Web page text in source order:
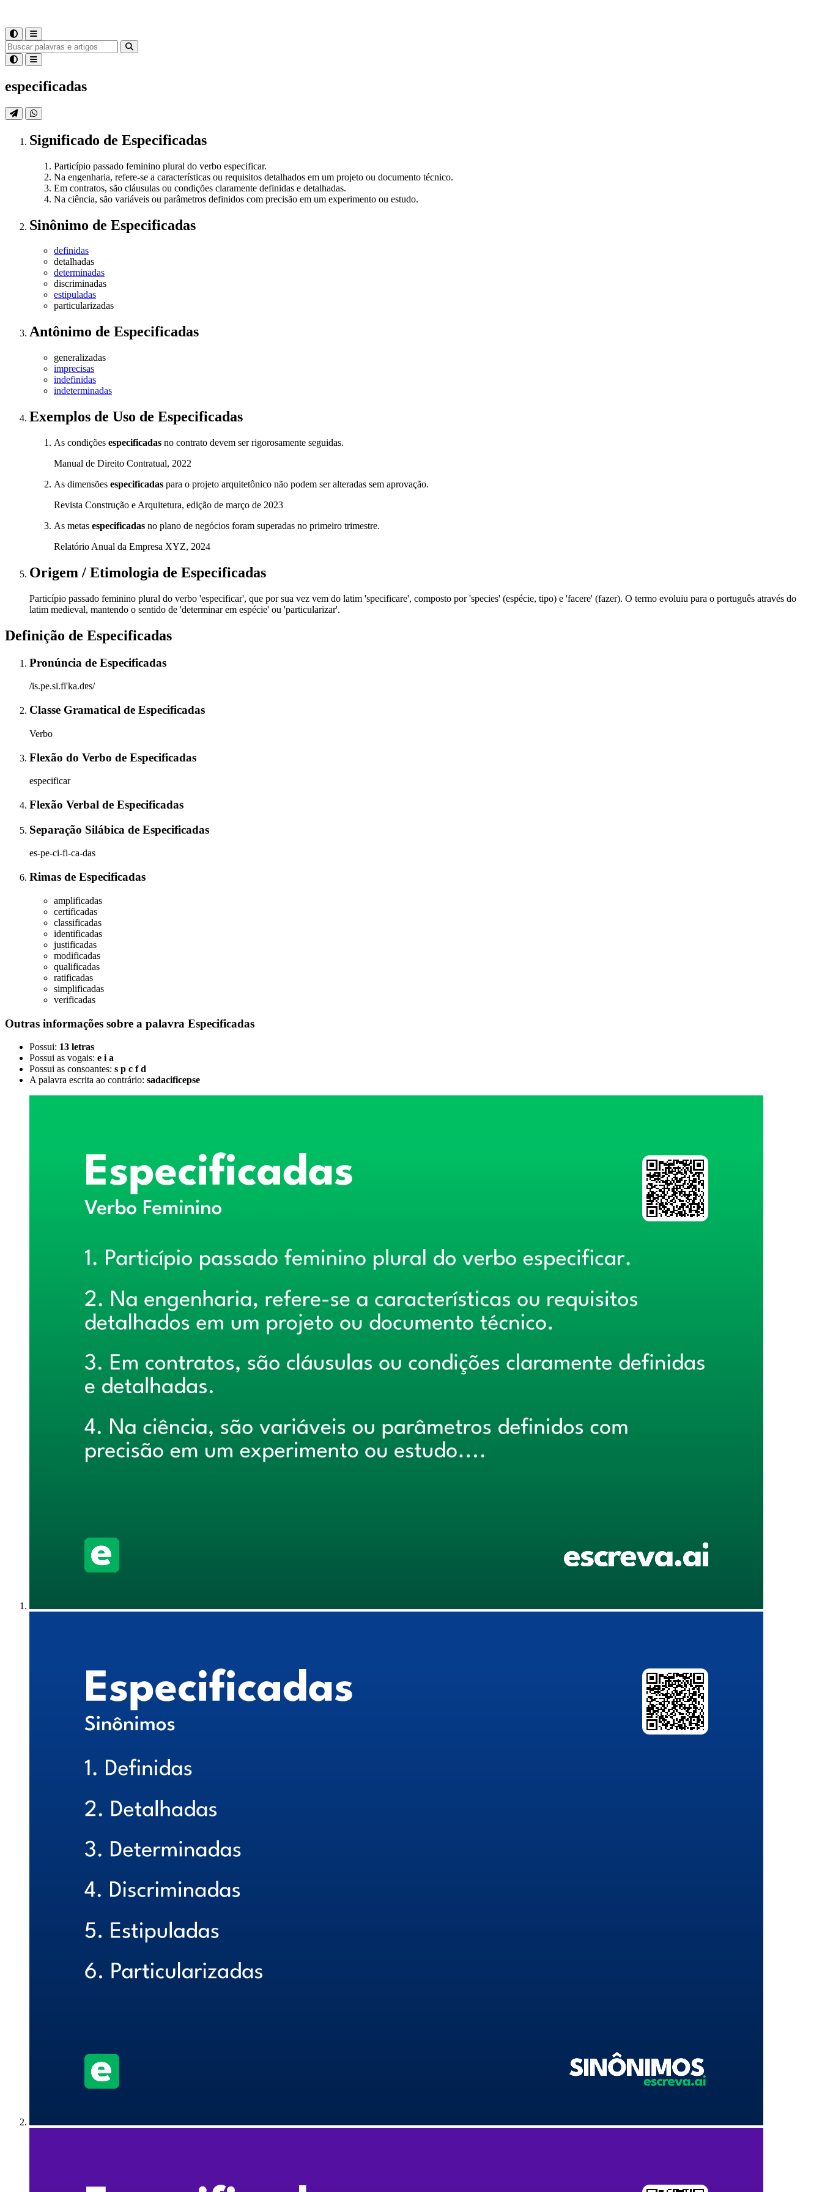
especificadas
Significado de Especificadas
Particípio passado feminino plural do verbo especificar.
Na engenharia, refere-se a características ou requisitos detalhados em um projeto ou documento técnico.
Em contratos, são cláusulas ou condições claramente definidas e detalhadas.
Na ciência, são variáveis ou parâmetros definidos com precisão em um experimento ou estudo.
Sinônimo de Especificadas
definidas
detalhadas
determinadas
discriminadas
estipuladas
particularizadas
Antônimo de Especificadas
generalizadas
imprecisas
indefinidas
indeterminadas
Exemplos de Uso de Especificadas
As condições especificadas no contrato devem ser rigorosamente seguidas.
Manual de Direito Contratual, 2022
As dimensões especificadas para o projeto arquitetônico não podem ser alteradas sem aprovação.
Revista Construção e Arquitetura, edição de março de 2023
As metas especificadas no plano de negócios foram superadas no primeiro trimestre.
Relatório Anual da Empresa XYZ, 2024
Origem / Etimologia de Especificadas
Particípio passado feminino plural do verbo 'especificar', que por sua vez vem do latim 'specificare', composto por 'species' (espécie, tipo) e 'facere' (fazer). O termo evoluiu para o português através do
latim medieval, mantendo o sentido de 'determinar em espécie' ou 'particularizar'.
Definição de Especificadas
Pronúncia de Especificadas
/is.pe.si.fi'ka.dɐs/
Classe Gramatical de Especificadas
Verbo
Flexão do Verbo de Especificadas
especificar
Flexão Verbal de Especificadas
Separação Silábica de Especificadas
es-pe-ci-fi-ca-das
Rimas de Especificadas
amplificadas
certificadas
classificadas
identificadas
justificadas
modificadas
qualificadas
ratificadas
simplificadas
verificadas
Outras informações sobre a palavra Especificadas
Possui: 13 letras
Possui as vogais: e i a
Possui as consoantes: s p c f d
A palavra escrita ao contrário: sadacificepse